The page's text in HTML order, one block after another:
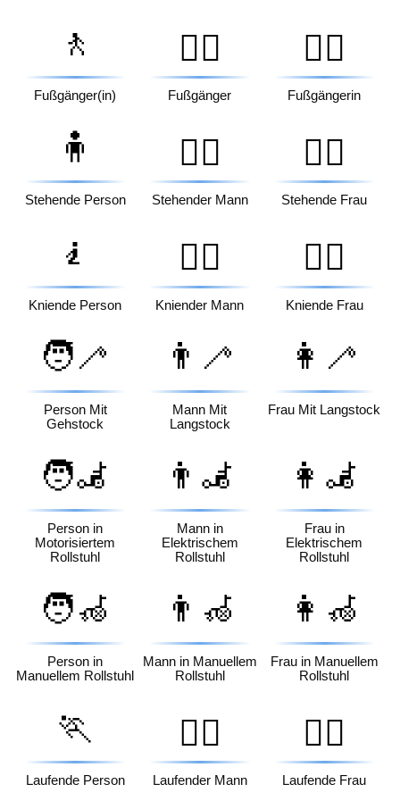
🚶
Fußgänger(in)
🚶‍♂️
Fußgänger
🚶‍♀️
Fußgängerin
🧍
Stehende Person
🧍‍♂️
Stehender Mann
🧍‍♀️
Stehende Frau
🧎
Kniende Person
🧎‍♂️
Kniender Mann
🧎‍♀️
Kniende Frau
🧑‍🦯
Person Mit
Gehstock
👨‍🦯
Mann Mit
Langstock
👩‍🦯
Frau Mit Langstock
🧑‍🦼
Person in
Motorisiertem
Rollstuhl
👨‍🦼
Mann in
Elektrischem
Rollstuhl
👩‍🦼
Frau in
Elektrischem
Rollstuhl
🧑‍🦽
Person in
Manuellem Rollstuhl
👨‍🦽
Mann in Manuellem
Rollstuhl
👩‍🦽
Frau in Manuellem
Rollstuhl
🏃
Laufende Person
🏃‍♂️
Laufender Mann
🏃‍♀️
Laufende Frau